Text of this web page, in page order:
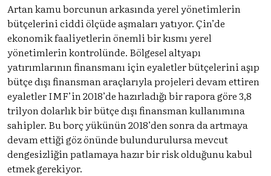
Artan kamu borcunun arkasında yerel yönetimlerin
bütçelerini ciddi ölçüde aşmaları yatıyor. Çin’de
ekonomik faaliyetlerin önemli bir kısmı yerel
yönetimlerin kontrolünde. Bölgesel altyapı
yatırımlarının finansmanı için eyaletler bütçelerini aşıp
bütçe dışı finansman araçlarıyla projeleri devam ettiren
eyaletler IMF’in 2018’de hazırladığı bir rapora göre 3,8
trilyon dolarlık bir bütçe dışı finansman kullanımına
sahipler. Bu borç yükünün 2018’den sonra da artmaya
devam ettiği göz önünde bulundurulursa mevcut
dengesizliğin patlamaya hazır bir risk olduğunu kabul
etmek gerekiyor.